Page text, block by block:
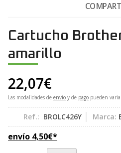
Cartucho
amarillo
22,07€
Las modalidades de envío y de pago pueden
Ref.: BROLC426Y Marca:
envío 4,50€*